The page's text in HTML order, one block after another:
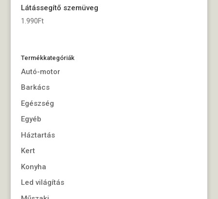
Látássegítő szemüveg
1.990Ft
Termékkategóriák
Autó-motor
Barkács
Egészség
Egyéb
Háztartás
Kert
Konyha
Led világítás